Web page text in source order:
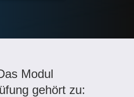
Modul
gehört zu: